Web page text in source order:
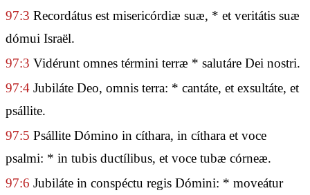
97:3 Recordátus est misericórdiæ suæ, * et veritátis suæ
dómui Israël.
97:3 Vidérunt omnes términi terræ * salutáre Dei nostri.
97:4 Jubiláte Deo, omnis terra: * cantáte, et exsultáte, et
psállite.
97:5 Psállite Dómino in cíthara, in cíthara et voce
psalmi: * in tubis ductílibus, et voce tubæ córneæ.
97:6 Jubiláte in conspéctu regis Dómini: * moveátur